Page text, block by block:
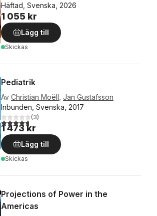
Häftad, Svenska, 2026
1 055 kr
Lägg till
Skickas
Pediatrik
Av Christian Moëll Jan Gustafsson
Inbunden, Svenska, 2017
4,7utav 5 stjärnor. Totalt antal röster:
(3)
1 473 kr
Lägg till
Skickas
Projections of Power in the
Americas